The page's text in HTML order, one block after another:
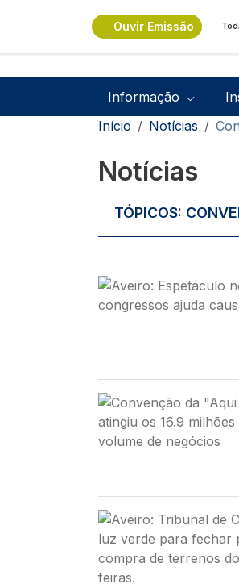
Ouvir Emissão
Navegação
Informação
Navegação
Início Notícias
Notícias
TÓPICOS:
Imagem
Imagem
Imagem